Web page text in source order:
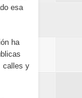
esa
ha
calles y